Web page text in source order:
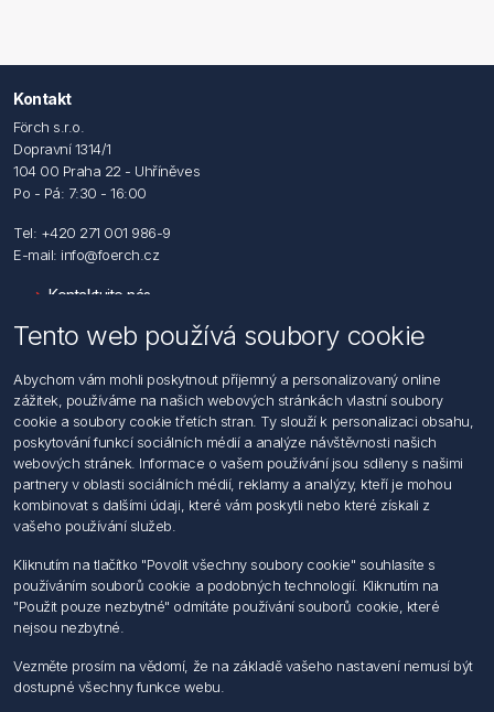
Kontakt
Förch s.r.o.
Dopravní 1314/1
104 00 Praha 22 - Uhříněves
Po - Pá: 7:30 - 16:00
Tel: +420 271 001 986-9
E-mail: info@foerch.cz
Kontaktujte nás
Hledat
Dodržování předpisů
Zásady zpracování osobních údajů fyzických osob
Podmínky zasílání elektronických dokumentu
Všeobecné dodací a obchodní podmínky
Informace o nakládaní s elektroodpadem
Můj účet
Můj účet
Objednávky
Adresy
Tento web používá soubory cookie
Abychom vám mohli poskytnout příjemný a personalizovaný online
zážitek, používáme na našich webových stránkách vlastní soubory
cookie a soubory cookie třetích stran. Ty slouží k personalizaci obsahu,
poskytování funkcí sociálních médií a analýze návštěvnosti našich
webových stránek. Informace o vašem používání jsou sdíleny s našimi
partnery v oblasti sociálních médií, reklamy a analýzy, kteří je mohou
kombinovat s dalšími údaji, které vám poskytli nebo které získali z
vašeho používání služeb.
Kliknutím na tlačítko "Povolit všechny soubory cookie" souhlasíte s
používáním souborů cookie a podobných technologií. Kliknutím na
"Použit pouze nezbytné" odmítáte používání souborů cookie, které
nejsou nezbytné.
Vezměte prosím na vědomí, že na základě vašeho nastavení nemusí být
dostupné všechny funkce webu.